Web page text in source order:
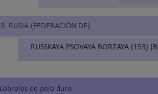
3. RUSIA (FEDERACIÓN DE)
RUSSKAYA PSOVAYA BORZAYA (193)
Lebreles de pelo duro